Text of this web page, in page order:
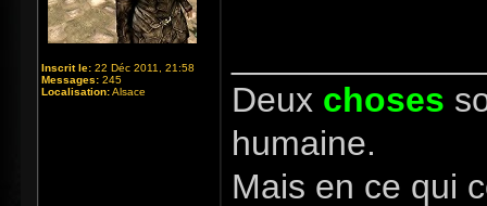
Inscrit le: 22 Déc 2011, 21:58
Messages: 245
Localisation:Alsace
Deux choses
humaine.
Mais en ce qui